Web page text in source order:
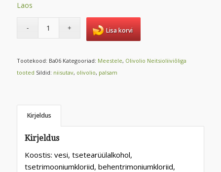
Laos
Lisa korvi
Tootekood: Ba06 Kategooriad: Meestele, Olivolio Neitsioliiviõliga
tooted Sildid: niisutav, olivolio, palsam
Kirjeldus
Kirjeldus
Koostis: vesi, tsetearüülalkohol,
tsetrimooniumkloriid, behentrimoniumkloriid,